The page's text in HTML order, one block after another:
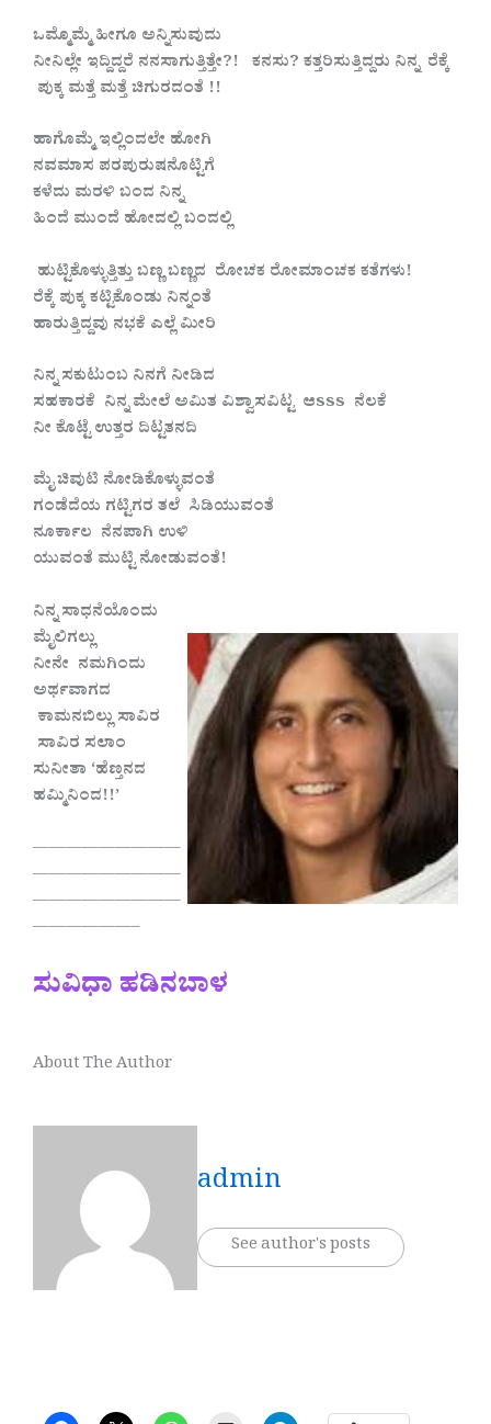
ಒಮ್ಮೊಮ್ಮೆ ಹೀಗೂ ಅನ್ನಿಸುವುದು
ನೀನಿಲ್ಲೇ ಇದ್ದಿದ್ದರೆ ನನಸಾಗುತ್ತಿತ್ತೇ?! ಕನಸು? ಕತ್ತರಿಸುತ್ತಿದ್ದರು ನಿನ್ನ ರೆಕ್ಕೆ
ಪುಕ್ಕ ಮತ್ತೆ ಮತ್ತೆ ಚಿಗುರದಂತೆ !!
ಹಾಗೊಮ್ಮೆ ಇಲ್ಲಿಂದಲೇ ಹೋಗಿ
ನವಮಾಸ ಪರಪುರುಷನೊಟ್ಟಿಗೆ
ಕಳೆದು ಮರಳಿ ಬಂದ ನಿನ್ನ
ಹಿಂದೆ ಮುಂದೆ ‌ಹೋದಲ್ಲಿ ಬಂದಲ್ಲಿ
ಹುಟ್ಟಿಕೊಳ್ಳುತ್ತಿತ್ತು ಬಣ್ಣ ಬಣ್ಣದ ರೋಚಕ ರೋಮಾಂಚಕ ಕತೆಗಳು!
ರೆಕ್ಕೆ ಪುಕ್ಕ ಕಟ್ಟಿಕೊಂಡು ನಿನ್ನಂತೆ
ಹಾರುತ್ತಿದ್ದವು ನಭಕೆ ಎಲ್ಲೆ ಮೀರಿ
ನಿನ್ನ ಸಕುಟುಂಬ ನಿನಗೆ ನೀಡಿದ
ಸಹಕಾರಕೆ ನಿನ್ನ ಮೇಲೆ ಅಮಿತ ವಿಶ್ವಾಸವಿಟ್ಟ ಆsss ನೆಲಕೆ
ನೀ ಕೊಟ್ಟೆ ಉತ್ತರ ದಿಟ್ಟತನದಿ
ಮೈ ಚಿವುಟಿ ನೋಡಿಕೊಳ್ಳುವಂತೆ
ಗಂಡೆದೆಯ ಗಟ್ಟಿಗರ ತಲೆ ಸಿಡಿಯುವಂತೆ
ನೂರ್ಕಾಲ ನೆನಪಾಗಿ ಉಳಿ
ಯುವಂತೆ ಮುಟ್ಟಿ ನೋಡುವಂತೆ!
ನಿನ್ನ ಸಾಧನೆಯೊಂದು
ಮೈಲಿಗಲ್ಲು
ನೀನೇ ನಮಗಿಂದು
ಅರ್ಥವಾಗದ
ಕಾಮನಬಿಲ್ಲು ಸಾವಿರ
ಸಾವಿರ ಸಲಾಂ
ಸುನೀತಾ ‘ಹೆಣ್ತನದ
ಹಮ್ಮಿನಿಂದ!!’
—————————
—————————
—————————
——————–
ಸುವಿಧಾ ಹಡಿನಬಾಳ
About The Author
admin
See author's posts